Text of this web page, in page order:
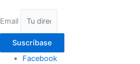
Email
Suscríbase
Facebook